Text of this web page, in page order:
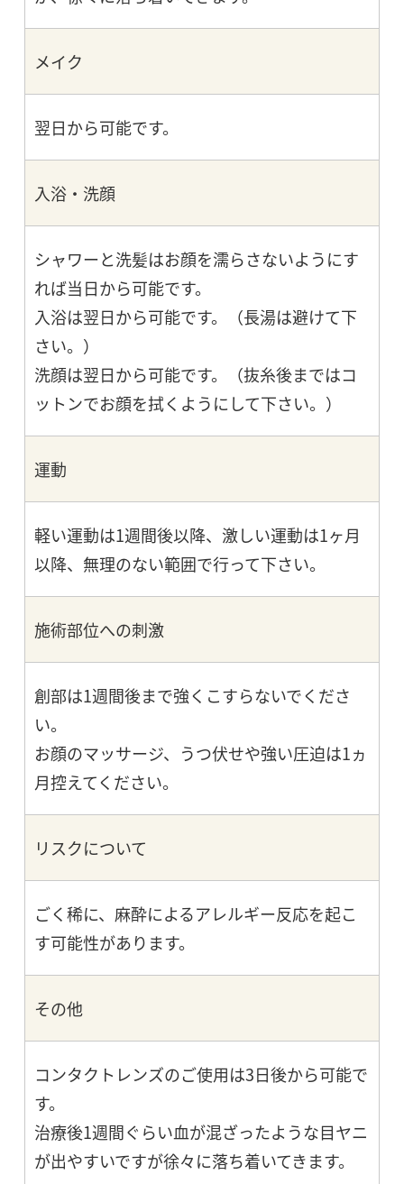
メイク
翌日から可能です。
入浴・洗顔
シャワーと洗髪はお顔を濡らさないようにす
れば当日から可能です。
入浴は翌日から可能です。（長湯は避けて下
さい。）
洗顔は翌日から可能です。（抜糸後まではコ
ットンでお顔を拭くようにして下さい。）
運動
軽い運動は1週間後以降、激しい運動は1ヶ月
以降、無理のない範囲で行って下さい。
施術部位への刺激
創部は1週間後まで強くこすらないでくださ
い。
お顔のマッサージ、うつ伏せや強い圧迫は1ヵ
月控えてください。
リスクについて
ごく稀に、麻酔によるアレルギー反応を起こ
す可能性があります。
その他
コンタクトレンズのご使用は3日後から可能で
す。
治療後1週間ぐらい血が混ざったような目ヤニ
が出やすいですが徐々に落ち着いてきます。